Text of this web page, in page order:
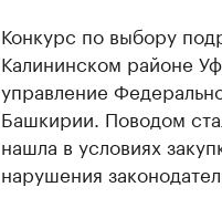
Конкурс по выбору
Калининском районе
управление
Башкирии. Поводом
нашла в условиях
нарушения